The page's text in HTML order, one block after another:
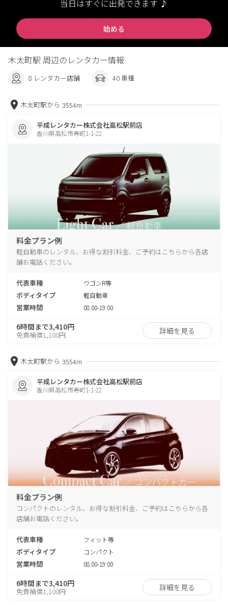
当日はすぐに出発できます ♪
始める
木太町駅 周辺のレンタカー情報
8 レンタカー店舗 40 車種
木太町駅から 3554m
平成レンタカー株式会社高松駅前店
香川県高松市寿町1-1-22
料金プラン例
軽自動車のレンタル、お得な割引料金、ご予約はこちらから各店
舗お電話ください。
代表車種 ワゴンR等
ボディタイプ 軽自動車
営業時間 08:00-19:00
6時間まで3,410円
免責補償1,100円 詳細を見る
木太町駅から 3554m
平成レンタカー株式会社高松駅前店
香川県高松市寿町1-1-22
料金プラン例
コンパクトのレンタル、お得な割引料金、ご予約はこちらから各
店舗お電話ください。
代表車種 フィット等
ボディタイプ コンパクト
営業時間 08:00-19:00
6時間まで3,410円
免責補償1,100円 詳細を見る